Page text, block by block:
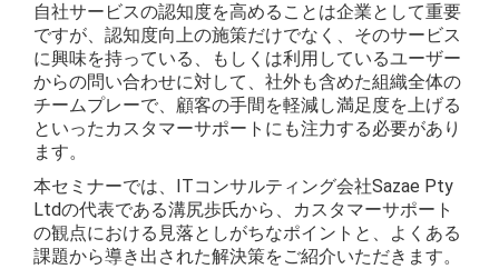
自社サービスの認知度を高めることは企業として重要
ですが、認知度向上の施策だけでなく、そのサービス
に興味を持っている、もしくは利用しているユーザー
からの問い合わせに対して、社外も含めた組織全体の
チームプレーで、顧客の手間を軽減し満足度を上げる
といったカスタマーサポートにも注力する必要があり
ます。
本セミナーでは、ITコンサルティング会社Sazae Pty
Ltdの代表である溝尻歩氏から、カスタマーサポート
の観点における見落としがちなポイントと、よくある
課題から導き出された解決策をご紹介いただきます。